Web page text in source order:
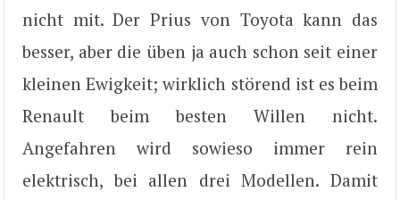
nicht mit. Der Prius von Toyota kann das
besser, aber die üben ja auch schon seit einer
kleinen Ewigkeit; wirklich störend ist es beim
Renault beim besten Willen nicht.
Angefahren wird sowieso immer rein
elektrisch, bei allen drei Modellen. Damit